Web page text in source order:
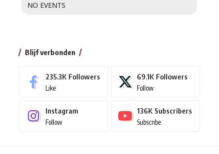
NO EVENTS
Blijf verbonden
235.3K Followers
Like
69.1K Followers
Follow
Instagram
Follow
136K Subscribers
Subscribe